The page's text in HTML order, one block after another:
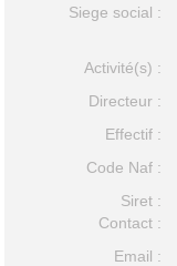
Siege social :
Activité(s) :
Directeur :
Effectif :
Code Naf :
Siret :
Contact :
Email :